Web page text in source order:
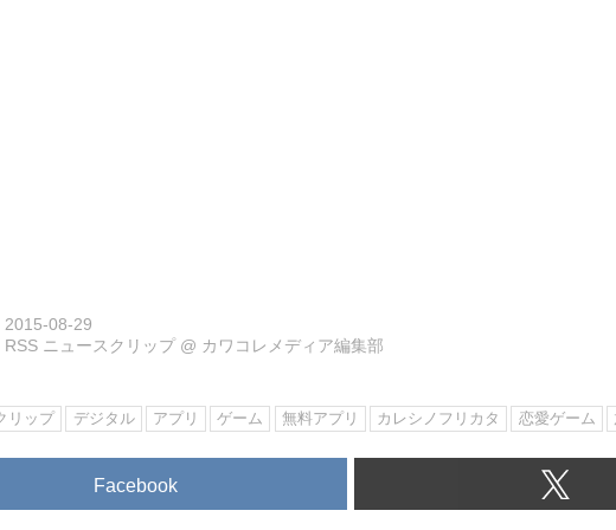
2015-08-29
RSS ニュースクリップ @ カワコレメディア編集部
リップ デジタル アプリ ゲーム 無料アプリ カレシノフリカタ 恋愛ゲーム
Facebook